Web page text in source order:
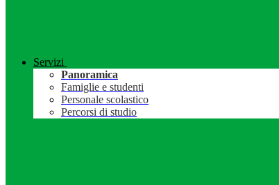
Servizi
Panoramica
Famiglie e studenti
Personale scolastico
Percorsi di studio